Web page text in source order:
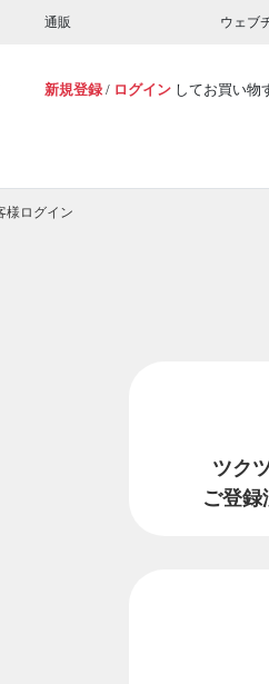
通販 ウェブ
新規登録 / ログイン してお買い物
様ログイン
ツク
ご登録